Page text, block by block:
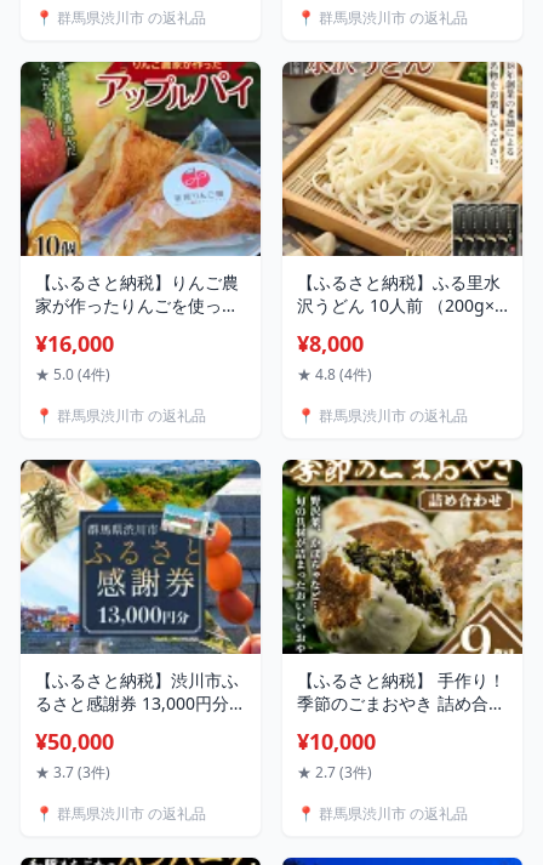
📍 群馬県渋川市 の返礼品
📍 群馬県渋川市 の返礼品
【ふるさと納税】りんご農
家が作ったりんごを使った
洋菓子 お菓子 スイーツ り
んご アップル F4H-0306
¥16,000
★ 5.0 (4件)
📍 群馬県渋川市 の返礼品
【ふるさと納税】ふる里水
沢うどん 10人前 （200g×5
フト 贈り物 F4H-0195
¥8,000
★ 4.8 (4件)
📍 群馬県渋川市 の返礼品
【ふるさと納税】渋川市ふ
るさと感謝券 13,000円分
泉 うどん 宿泊 旅行 観光 ホ
テル 旅館 トラベル 飲食 お
¥50,000
★ 3.7 (3件)
📍 群馬県渋川市 の返礼品
【ふるさと納税】 手作り！
季節のごまおやき 詰め合わ
せ おやき やきもち 菓子 お
やつ 食品 F4H-0426
¥10,000
★ 2.7 (3件)
📍 群馬県渋川市 の返礼品